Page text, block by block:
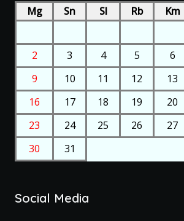
Mg Sn Sl Rb Km
2
3 4 5 6
9
10 11 12 13
16
17 18 19 20
23
24 25 26 27
30
31
Social Media